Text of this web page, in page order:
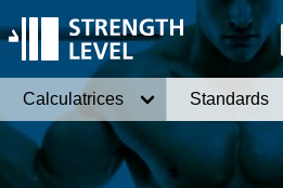
Calculatrices Standards